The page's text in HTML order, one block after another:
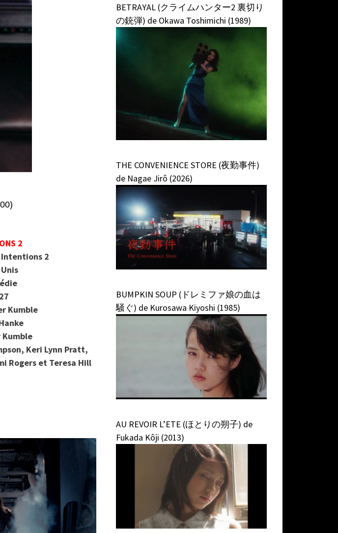
2
2
Kumble
Kumble
Keri Lynn Pratt,
Rogers et Teresa Hill
BETRAYAL (クライムハンター2 裏切り
の銃弾) de Okawa Toshimichi (1989)
THE CONVENIENCE STORE (夜勤事件)
de Nagae Jirô (2026)
BUMPKIN SOUP (ドレミファ娘の血は
騒ぐ) de Kurosawa Kiyoshi (1985)
AU REVOIR L’ETE (ほとりの朔子) de
Fukada Kôji (2013)